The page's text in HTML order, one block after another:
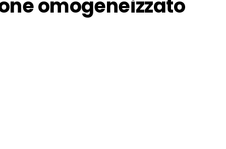
omogeneizzato